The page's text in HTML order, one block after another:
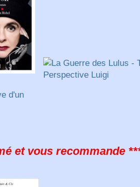
et vous recommande